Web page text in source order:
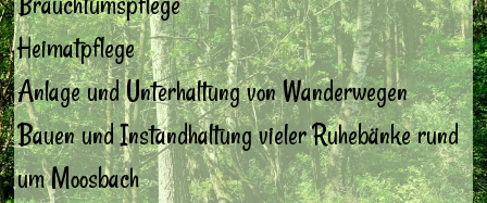
Heimatpflege
Anlage und Unterhaltung von Wanderwegen
Bauen und Instandhaltung vieler Ruhebänke rund
um Moosbach